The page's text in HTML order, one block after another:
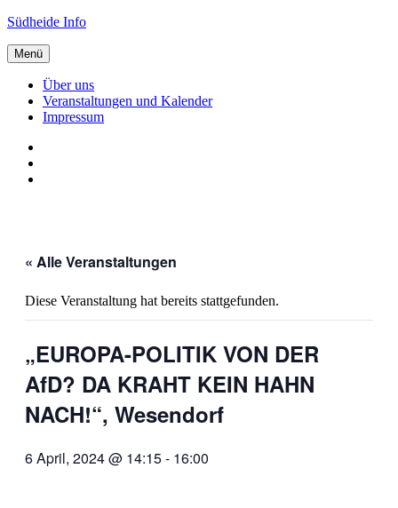
Zum
springen
Südheide Info
Menü
Über uns
Veranstaltungen und Kalender
Impressum
« Alle Veranstaltungen
Diese Veranstaltung hat bereits stattgefunden.
„EUROPA-POLITIK VON DER
AfD? DA KRAHT KEIN HAHN
NACH!“, Wesendorf
6 April, 2024 @ 14:15- 16:00